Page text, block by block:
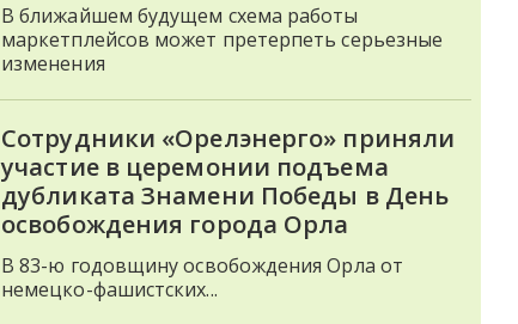
В ближайшем будущем схема работы
маркетплейсов может претерпеть серьезные
изменения
Сотрудники «Орелэнерго» приняли
участие в церемонии подъема
дубликата Знамени Победы в День
освобождения города Орла
В 83-ю годовщину освобождения Орла от
немецко-фашистских...